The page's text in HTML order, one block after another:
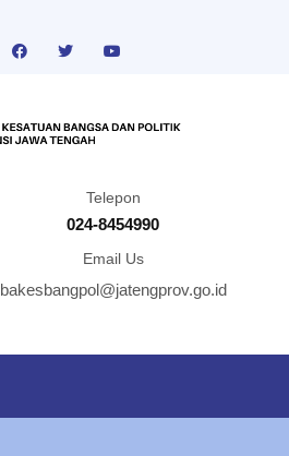
Telepon
024-8454990
Email Us
bakesbangpol@jatengprov.go.id